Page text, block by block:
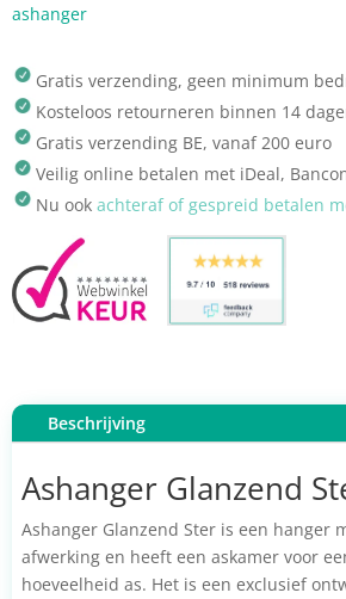
ashanger
Gratis verzending, geen minimum
Kosteloos retourneren binnen 14
Gratis verzending BE, vanaf 200 euro
Veilig online betalen met iDeal,
Nu ook achteraf of gespreid betalen
Beschrijving
Ashanger Glanzend
Ashanger Glanzend Ster is een hanger
afwerking en heeft een askamer voor
hoeveelheid as. Het is een exclusief